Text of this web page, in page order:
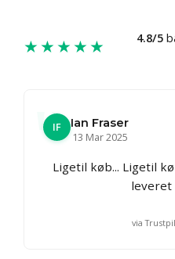
★★★★★ 4.8/5
IF
Ian Fraser
13 Mar 2025
Ligetil køb... Ligetil
leveret
via